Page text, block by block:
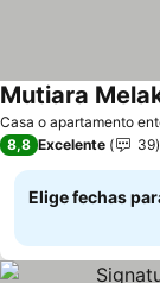
Casa o apartamento
Ver precios
8,8 Excelente 39
Elige fechas